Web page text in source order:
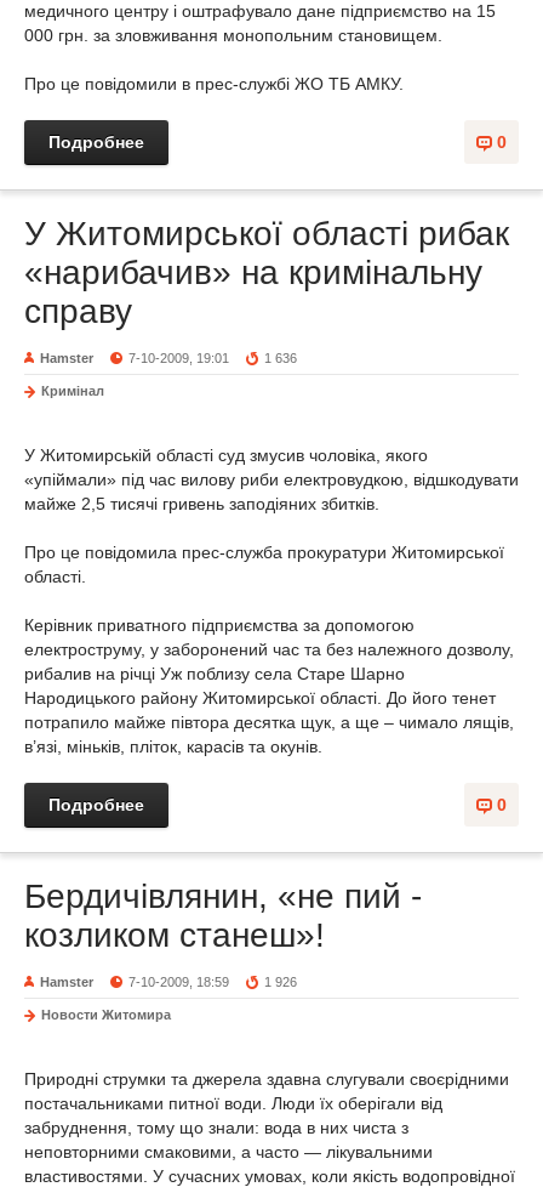
медичного центру і оштрафувало дане підприємство на 15
000 грн. за зловживання монопольним становищем.
Про це повідомили в прес-службі ЖО ТБ АМКУ.
0
Подробнее
У Житомирської області рибак
«нарибачив» на кримінальну
справу
Hamster 7-10-2009, 19:01 1 636
Кримінал
У Житомирській області суд змусив чоловіка, якого
«упіймали» під час вилову риби електровудкою, відшкодувати
майже 2,5 тисячі гривень заподіяних збитків.
Про це повідомила прес-служба прокуратури Житомирської
області.
Керівник приватного підприємства за допомогою
електроструму, у заборонений час та без належного дозволу,
рибалив на річці Уж поблизу села Старе Шарно
Народицького району Житомирської області. До його тенет
потрапило майже півтора десятка щук, а ще – чимало лящів,
в’язі, міньків, пліток, карасів та окунів.
0
Подробнее
Бердичівлянин, «не пий -
козликом станеш»!
Hamster 7-10-2009, 18:59 1 926
Новости Житомира
Природні струмки та джерела здавна слугували своєрідними
постачальниками питної води. Люди їх оберігали від
забруднення, тому що знали: вода в них чиста з
неповторними смаковими, а часто — лікувальними
властивостями. У сучасних умовах, коли якість водопровідної